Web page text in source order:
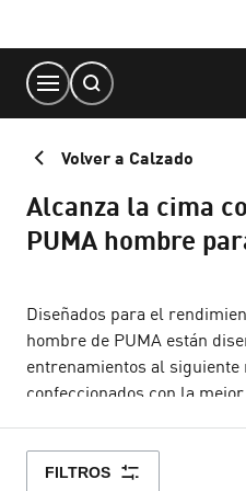
Content
Volver a Calzado
Alcanza la cima
PUMA hombre
Diseñados para el
hombre de PUMA están
entrenamientos al
confeccionados con la
usar con todo, desde
cortos de gimnasia
FILTROS